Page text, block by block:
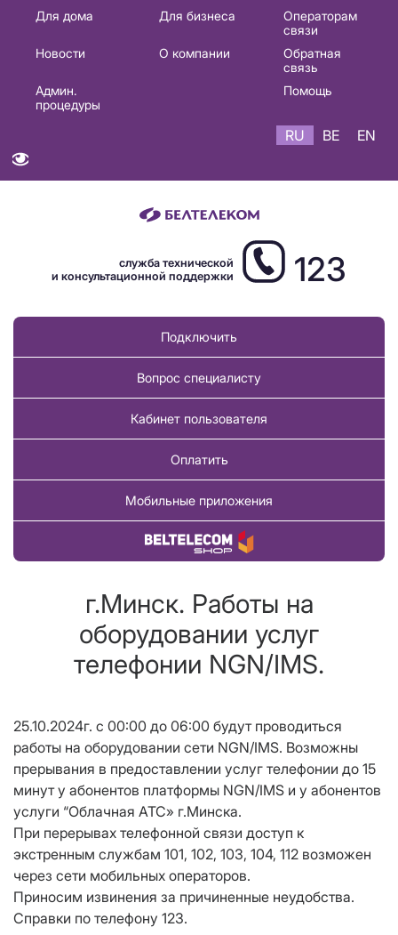
Основная
навигация
Для дома Для бизнеса
Операторам
связи
Новости
О компании
Обратная
связь
Админ.
процедуры
Помощь
RU BE EN
служба технической
и консультационной поддержки
123
Подключить
Вопрос специалисту
Кабинет пользователя
Оплатить
Мобильные приложения
Купить товар
г.Минск. Работы на
оборудовании услуг
телефонии NGN/IMS.
25.10.2024г. с 00:00 до 06:00 будут проводиться
работы на оборудовании сети NGN/IMS. Возможны
прерывания в предоставлении услуг телефонии до 15
минут у абонентов платформы NGN/IMS и у абонентов
услуги “Облачная АТС» г.Минска.
При перерывах телефонной связи доступ к
экстренным службам 101, 102, 103, 104, 112 возможен
через сети мобильных операторов.
Приносим извинения за причиненные неудобства.
Справки по телефону 123.